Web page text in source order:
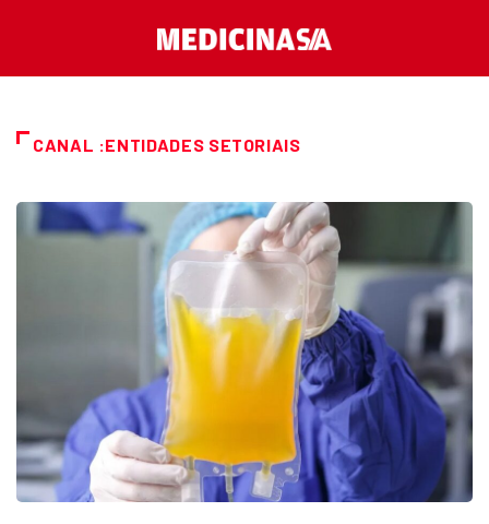
CANAL :ENTIDADES SETORIAIS